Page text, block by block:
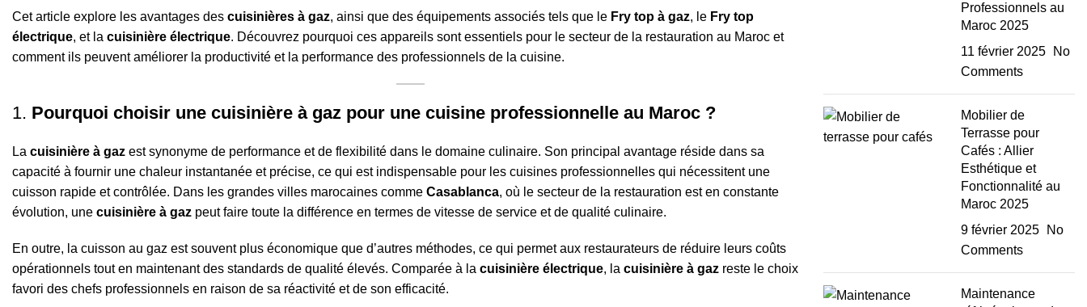
Cet article explore les avantages des cuisinières à gaz, ainsi que des équipements associés tels que le Fry top à gaz, le Fry top
électrique, et la cuisinière électrique. Découvrez pourquoi ces appareils sont essentiels pour le secteur de la restauration au Maroc et
comment ils peuvent améliorer la productivité et la performance des professionnels de la cuisine.
1. Pourquoi choisir une cuisinière à gaz pour une cuisine professionnelle au Maroc ?
La cuisinière à gaz est synonyme de performance et de flexibilité dans le domaine culinaire. Son principal avantage réside dans sa
capacité à fournir une chaleur instantanée et précise, ce qui est indispensable pour les cuisines professionnelles qui nécessitent une
cuisson rapide et contrôlée. Dans les grandes villes marocaines comme Casablanca, où le secteur de la restauration est en constante
évolution, une cuisinière à gaz peut faire toute la différence en termes de vitesse de service et de qualité culinaire.
En outre, la cuisson au gaz est souvent plus économique que d’autres méthodes, ce qui permet aux restaurateurs de réduire leurs coûts
opérationnels tout en maintenant des standards de qualité élevés. Comparée à la cuisinière électrique, la cuisinière à gaz reste le choix
favori des chefs professionnels en raison de sa réactivité et de son efficacité.
Professionnels au
Maroc 2025
11 février 2025
No
Comments
Mobilier de
Terrasse pour
Cafés : Allier
Esthétique et
Fonctionnalité au
Maroc 2025
9 février 2025
No
Comments
Maintenance